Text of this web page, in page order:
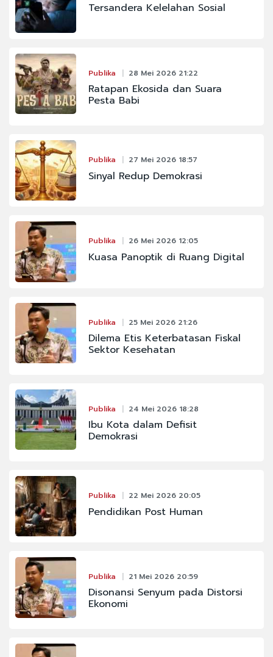
Tersandera Kelelahan Sosial
Publika 28 Mei 2026 21:22
Ratapan Ekosida dan Suara
Pesta Babi
Publika 27 Mei 2026 18:57
Sinyal Redup Demokrasi
Publika 26 Mei 2026 12:05
Kuasa Panoptik di Ruang Digital
Publika 25 Mei 2026 21:26
Dilema Etis Keterbatasan Fiskal
Sektor Kesehatan
Publika 24 Mei 2026 18:28
Ibu Kota dalam Defisit
Demokrasi
Publika 22 Mei 2026 20:05
Pendidikan Post Human
Publika 21 Mei 2026 20:59
Disonansi Senyum pada Distorsi
Ekonomi